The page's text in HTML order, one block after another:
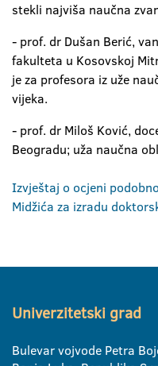
stekli najviša naučna
- prof. dr Dušan Berić,
fakulteta u Kosovskoj
je za profesora iz uže
vijeka.
- prof. dr Miloš Ković,
Beogradu; uža naučna
Izvještaj o ocjeni
Midžića za izradu
Univerzitetski grad
Bulevar vojvode Petra